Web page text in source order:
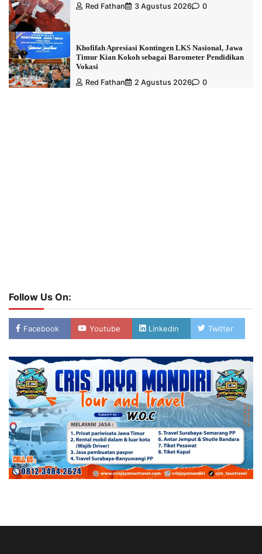
Red Fathan
3 Agustus 2026 0
Khofifah Apresiasi Kontingen LKS Nasional, Jawa
Timur Kian Kokoh sebagai Barometer Pendidikan
Vokasi
Red Fathan
2 Agustus 2026 0
Follow Us On:
Facebook Youtube Linkedin Twitter